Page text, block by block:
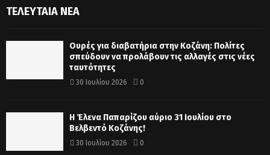
ΤΕΛΕΥΤΑΊΑ ΝΈΑ
Ουρές για διαβατήρια στην Κοζάνη: Πολίτες
σπεύδουν να προλάβουν τις αλλαγές στις νέες
ταυτότητες
30 Ιουλίου 2026 0
Η Έλενα Παπαρίζου αύριο 31 Ιουλίου στο
Βελβεντό Κοζάνης!
30 Ιουλίου 2026 0